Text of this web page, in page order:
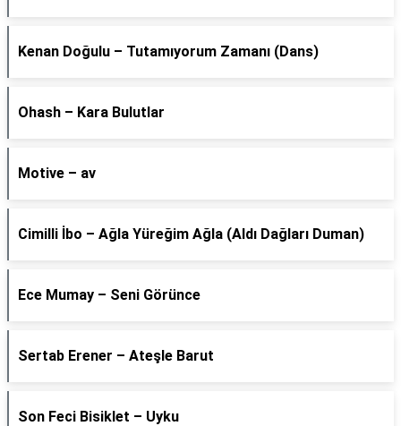
Kenan Doğulu – Tutamıyorum Zamanı (Dans)
Ohash – Kara Bulutlar
Motive – av
Cimilli İbo – Ağla Yüreğim Ağla (Aldı Dağları Duman)
Ece Mumay – Seni Görünce
Sertab Erener – Ateşle Barut
Son Feci Bisiklet – Uyku